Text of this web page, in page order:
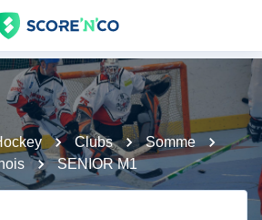
Clubs
Somme
SENIOR M1